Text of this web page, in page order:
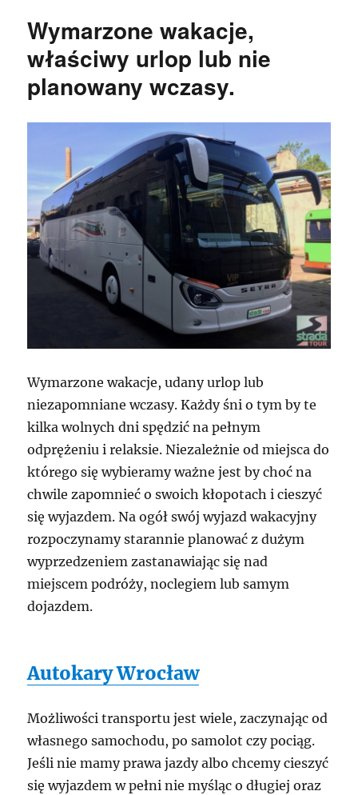
Wymarzone wakacje,
właściwy urlop lub nie
planowany wczasy.
Wymarzone wakacje, udany urlop lub
niezapomniane wczasy. Każdy śni o tym by te
kilka wolnych dni spędzić na pełnym
odprężeniu i relaksie. Niezależnie od miejsca do
którego się wybieramy ważne jest by choć na
chwile zapomnieć o swoich kłopotach i cieszyć
się wyjazdem. Na ogół swój wyjazd wakacyjny
rozpoczynamy starannie planować z dużym
wyprzedzeniem zastanawiając się nad
miejscem podróży, noclegiem lub samym
dojazdem.
Autokary Wrocław
Możliwości transportu jest wiele, zaczynając od
własnego samochodu, po samolot czy pociąg.
Jeśli nie mamy prawa jazdy albo chcemy cieszyć
się wyjazdem w pełni nie myśląc o długiej oraz